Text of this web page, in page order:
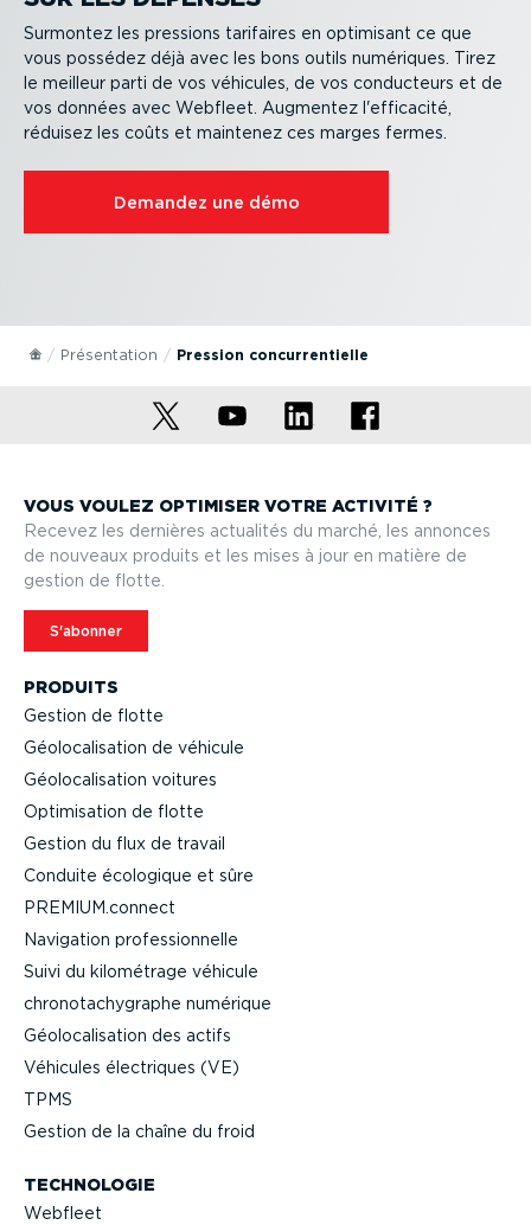
Surmontez les pressions tarifaires en optimisant ce que
vous possédez déjà avec les bons outils numériques. Tirez
le meilleur parti de vos véhicules, de vos conducteurs et de
vos données avec Webfleet. Augmentez l'efficacité,
réduisez les coûts et maintenez ces marges fermes.
Demandez une démo
Présen­tation Pression concur­ren­tielle
PRODUITS
Gestion de flotte
Géolo­ca­li­sation de véhicule
Géolo­ca­li­sation voitures
Optimi­sation de flotte
Gestion du flux de travail
Conduite écologique et sûre
PREMIUM.connect
Navigation profes­sion­nelle
Suivi du kilométrage véhicule
chrono­ta­chy­graphe numérique
Géolo­ca­li­sation des actifs
Véhicules électriques (VE)
TPMS
Gestion de la chaîne du froid
TECHNOLOGIE
Webfleet
VOUS VOULEZ OPTIMISER VOTRE ACTIVITÉ ?
Recevez les dernières actualités du marché, les annonces
de nouveaux produits et les mises à jour en matière de
gestion de flotte.
S'abonner